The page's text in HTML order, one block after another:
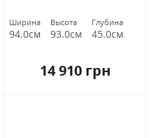
Ширина
94.0см
Высота
93.0см
Глубина
45.0см
14 910 грн